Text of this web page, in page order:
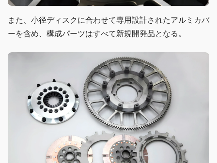
また、小径ディスクに合わせて専用設計されたアルミカバ
ーを含め、構成パーツはすべて新規開発品となる。